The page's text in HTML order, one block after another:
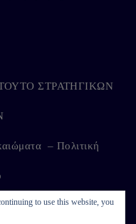
to use this website, you
ΣΤΡΑΤΗΓΙΚΩΝ
– Πολιτική